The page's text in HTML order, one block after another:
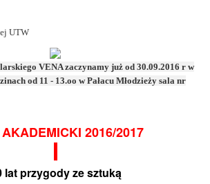
UTW
VENA zaczynamy już od 30.09.2016 r w
od 11 - 13.oo w Pałacu Młodzieży sala nr
2016/2017
lat przygody ze sztuką